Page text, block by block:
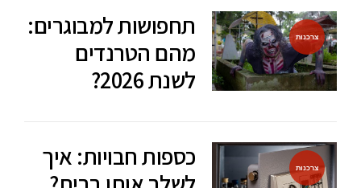
צרכנות
תחפושות למבוגרים:
מהם הטרנדים
לשנת 2026?
צרכנות
כספות חבויות: איך